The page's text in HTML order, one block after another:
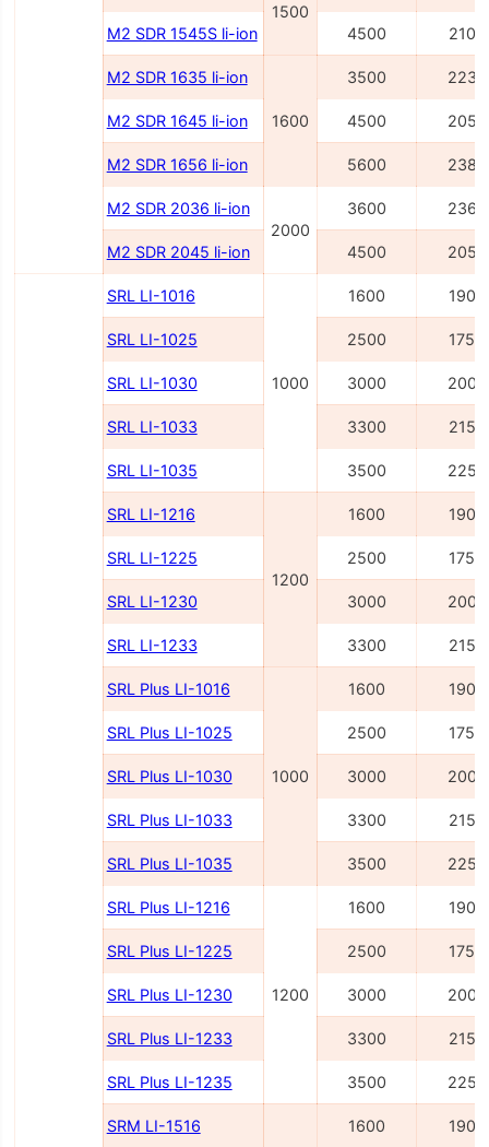
1500
M2 SDR 1545S li-ion 4500 2100
M2 SDR 1635 li-ion
1600
3500 2236
M2 SDR 1645 li-ion 4500 2054
M2 SDR 1656 li-ion 5600 2386
M2 SDR 2036 li-ion
2000
3600 2362
M2 SDR 2045 li-ion 4500 2054
SRL LI-1016
1000
1600 1900
SRL LI-1025 2500 1750
SRL LI-1030 3000 2000
SRL LI-1033 3300 2150
SRL LI-1035 3500 2250
SRL LI-1216
1200
1600 1900
SRL LI-1225 2500 1750
SRL LI-1230 3000 2000
SRL LI-1233 3300 2150
SRL Plus LI-1016
1000
1600 1900
SRL Plus LI-1025 2500 1750
SRL Plus LI-1030 3000 2000
SRL Plus LI-1033 3300 2150
SRL Plus LI-1035 3500 2250
SRL Plus LI-1216
1200
1600 1900
SRL Plus LI-1225 2500 1750
SRL Plus LI-1230 3000 2000
SRL Plus LI-1233 3300 2150
SRL Plus LI-1235 3500 2250
SRM LI-1516 1600 1900